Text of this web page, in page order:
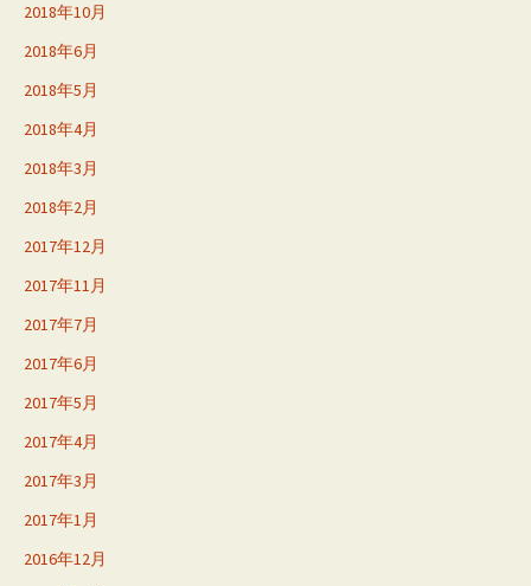
2018年10月
2018年6月
2018年5月
2018年4月
2018年3月
2018年2月
2017年12月
2017年11月
2017年7月
2017年6月
2017年5月
2017年4月
2017年3月
2017年1月
2016年12月